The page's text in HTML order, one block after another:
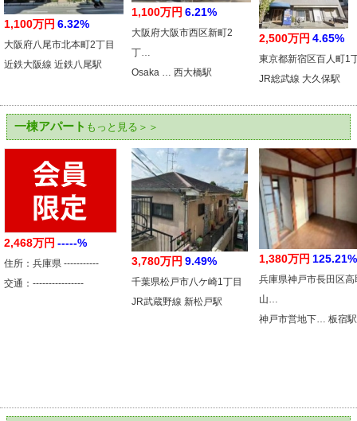
1,100万円 6.32%
大阪府八尾市北本町2丁目
近鉄大阪線 近鉄八尾駅
1,100万円 6.21%
大阪府大阪市西区新町2
丁…
Osaka … 西大橋駅
2,500万円 4.65%
東京都新宿区百人町1
JR総武線 大久保駅
一棟アパート もっと見る＞＞
2,468万円 -----%
住所：兵庫県 -----------
交通：----------------
3,780万円 9.49%
千葉県松戸市八ケ崎1丁目
JR武蔵野線 新松戸駅
1,380万円 125.21%
兵庫県神戸市長田区高
山…
神戸市営地下… 板宿駅